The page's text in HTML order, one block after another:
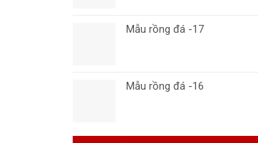
Mẫu rồng đá -17
Mẫu rồng đá -16